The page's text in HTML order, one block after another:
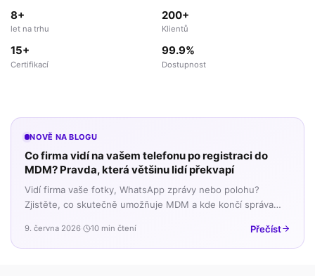
8+
let na trhu
200+
Klientů
15+
Certifikací
99.9%
Dostupnost
NOVĚ NA BLOGU
Co firma vidí na vašem telefonu po registraci do
MDM? Pravda, která většinu lidí překvapí
Vidí firma vaše fotky, WhatsApp zprávy nebo polohu?
Zjistěte, co skutečně umožňuje MDM a kde končí správa
9. června 2026· 10 min čtení Přečíst